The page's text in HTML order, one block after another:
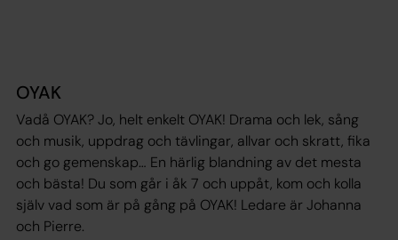
OYAK
Vadå OYAK? Jo, helt enkelt OYAK! Drama och lek, sång
och musik, uppdrag och tävlingar, allvar och skratt, fika
och go gemenskap… En härlig blandning av det mesta
och bästa! Du som går i åk 7 och uppåt, kom och kolla
själv vad som är på gång på OYAK! Ledare är Johanna
och Pierre.